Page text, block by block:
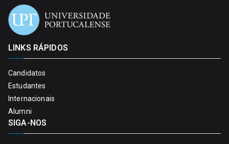
LINKS RÁPIDOS
Candidatos
Estudantes
Internacionais
Alumni
SIGA-NOS